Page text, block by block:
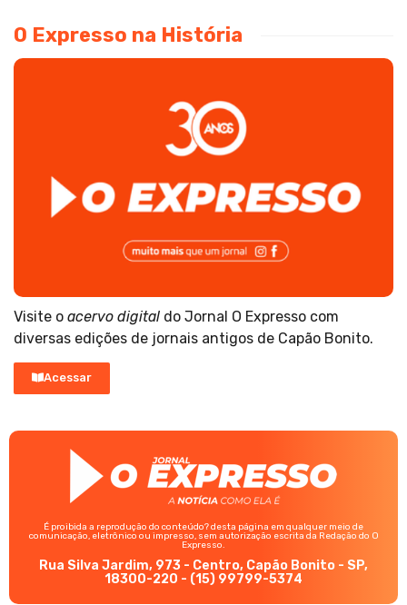
O Expresso na História
Visite o acervo digital do Jornal O Expresso com
diversas edições de jornais antigos de Capão Bonito.
Acessar
É proibida a reprodução do conteúdo? desta página em qualquer meio de
comunicação, eletrônico ou impresso, sem autorização escrita da Redação do O
Expresso.
Rua Silva Jardim, 973 - Centro, Capão Bonito - SP,
18300-220 - (15) 99799-5374